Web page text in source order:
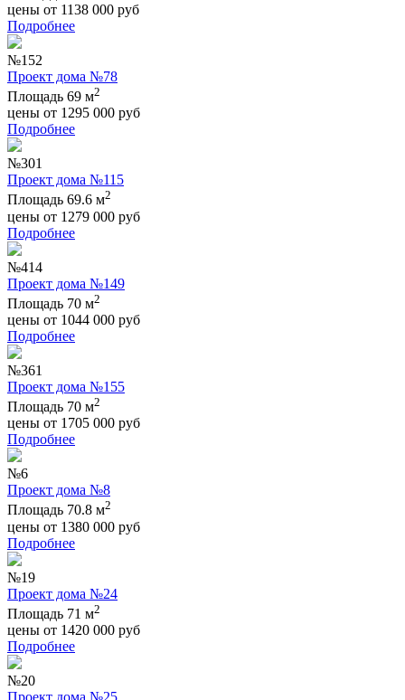
цены от 1138 000 руб
Подробнее
№152
Проект дома №78
Площадь 69 м2
цены от 1295 000 руб
Подробнее
№301
Проект дома №115
Площадь 69.6 м2
цены от 1279 000 руб
Подробнее
№414
Проект дома №149
Площадь 70 м2
цены от 1044 000 руб
Подробнее
№361
Проект дома №155
Площадь 70 м2
цены от 1705 000 руб
Подробнее
№6
Проект дома №8
Площадь 70.8 м2
цены от 1380 000 руб
Подробнее
№19
Проект дома №24
Площадь 71 м2
цены от 1420 000 руб
Подробнее
№20